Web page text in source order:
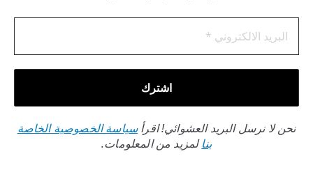
التكرار والممارسةالمستمرة هي مفتاح تحسين التجويد.
نطق الحروف بشكل غير
صحيح
نحن لا نرسل البريد العشوائي! اقرأسياسة الخصوصية الخاصة
بنالمزيد من المعلومات.